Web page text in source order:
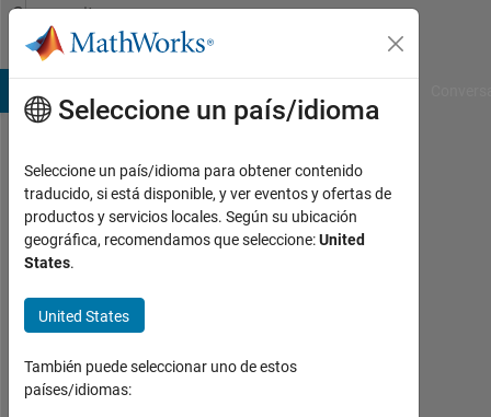
Saltar al contenido
Community
Profile
Shourya
Con
actividad
desde
2022
0
Seleccione un país/idioma
Seleccione un país/idioma para obtener contenido
traducido, si está disponible, y ver eventos y ofertas de
productos y servicios locales. Según su ubicación
geográfica, recomendamos que seleccione:United
States.
United States
También puede seleccionar uno de estos
países/idiomas: